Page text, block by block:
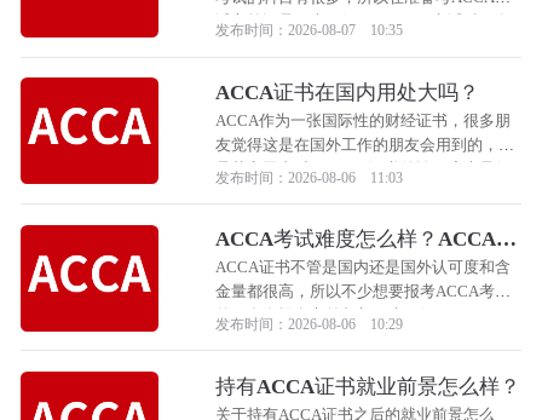
试之前还是要先了解一下ACCA考试科目有
吧！
发布时间：2026-08-07 10:35
ACCA证书在国内用处大吗？
ACCA作为一张国际性的财经证书，很多朋
友觉得这是在国外工作的朋友会用到的，但
是其实国内对于ACCA证书的认可度也是很
解ACCA证书。
发布时间：2026-08-06 11:03
ACCA考试难度怎么样？ACCA考
试费用是多少？
ACCA证书不管是国内还是国外认可度和含
金量都很高，所以不少想要报考ACCA考试
的朋友在报名之前都想要先了解一下ACCA
想要了解的，那么下面小编就来和大家详细
的说一说。
发布时间：2026-08-06 10:29
持有ACCA证书就业前景怎么样？
关于持有ACCA证书之后的就业前景怎么